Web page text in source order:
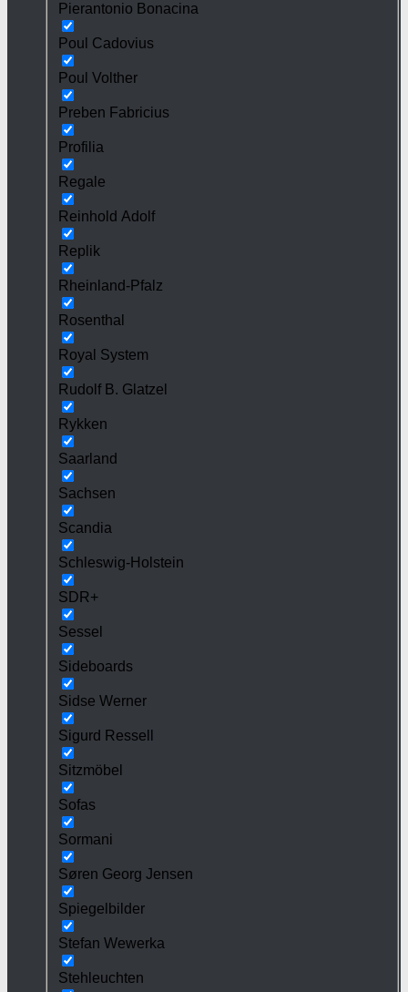
Pierantonio Bonacina
Poul Cadovius
Poul Volther
Preben Fabricius
Profilia
Regale
Reinhold Adolf
Replik
Rheinland-Pfalz
Rosenthal
Royal System
Rudolf B. Glatzel
Rykken
Saarland
Sachsen
Scandia
Schleswig-Holstein
SDR+
Sessel
Sideboards
Sidse Werner
Sigurd Ressell
Sitzmöbel
Sofas
Sormani
Søren Georg Jensen
Spiegelbilder
Stefan Wewerka
Stehleuchten